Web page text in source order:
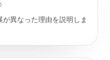
が異なった理由を説明しま